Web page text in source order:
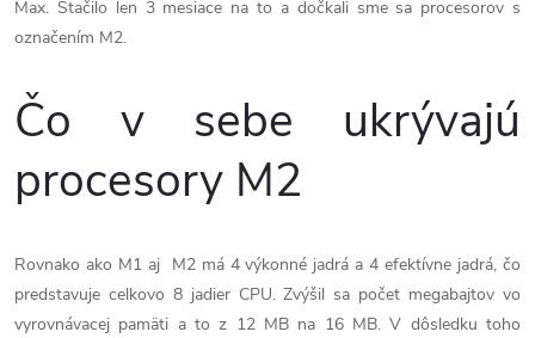
Max. Stačilo len 3 mesiace na to a dočkali sme sa procesorov s
označením M2.
Čo v sebe ukrývajú
procesory M2
Rovnako ako M1 aj M2 má 4 výkonné jadrá a 4 efektívne jadrá, čo
predstavuje celkovo 8 jadier CPU. Zvýšil sa počet megabajtov vo
vyrovnávacej pamäti a to z 12 MB na 16 MB. V dôsledku toho